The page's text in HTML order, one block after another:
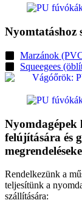
Nyomtatáshoz
Marzánok
Squeegees
Nyomdagépek
felújítására és
Rendelkezünk a
teljesítünk a
szállítására: